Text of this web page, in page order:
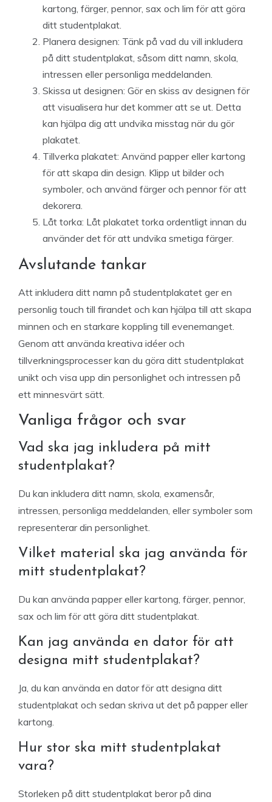
kartong, färger, pennor, sax och lim för att göra
ditt studentplakat.
Planera designen: Tänk på vad du vill inkludera
på ditt studentplakat, såsom ditt namn, skola,
intressen eller personliga meddelanden.
Skissa ut designen: Gör en skiss av designen för
att visualisera hur det kommer att se ut. Detta
kan hjälpa dig att undvika misstag när du gör
plakatet.
Tillverka plakatet: Använd papper eller kartong
för att skapa din design. Klipp ut bilder och
symboler, och använd färger och pennor för att
dekorera.
Låt torka: Låt plakatet torka ordentligt innan du
använder det för att undvika smetiga färger.
Avslutande tankar
Att inkludera ditt namn på studentplakatet ger en
personlig touch till firandet och kan hjälpa till att skapa
minnen och en starkare koppling till evenemanget.
Genom att använda kreativa idéer och
tillverkningsprocesser kan du göra ditt studentplakat
unikt och visa upp din personlighet och intressen på
ett minnesvärt sätt.
Vanliga frågor och svar
Vad ska jag inkludera på mitt
studentplakat?
Du kan inkludera ditt namn, skola, examensår,
intressen, personliga meddelanden, eller symboler som
representerar din personlighet.
Vilket material ska jag använda för
mitt studentplakat?
Du kan använda papper eller kartong, färger, pennor,
sax och lim för att göra ditt studentplakat.
Kan jag använda en dator för att
designa mitt studentplakat?
Ja, du kan använda en dator för att designa ditt
studentplakat och sedan skriva ut det på papper eller
kartong.
Hur stor ska mitt studentplakat
vara?
Storleken på ditt studentplakat beror på dina